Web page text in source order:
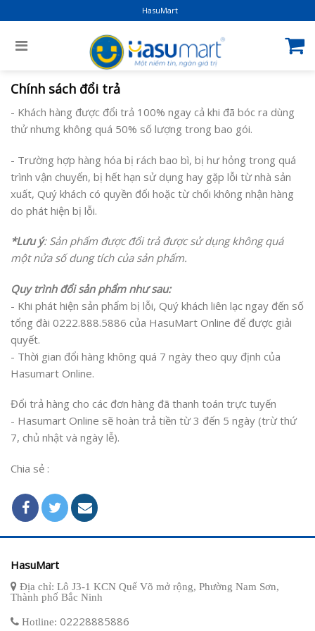
HasuMart
Chính sách đổi trả
- Khách hàng được đổi trả 100% ngay cả khi đã bóc ra dùng
thử nhưng không quá 50% số lượng trong bao gói.
- Trường hợp hàng hóa bị rách bao bì, bị hư hỏng trong quá
trình vận chuyển, bị hết hạn sử dụng hay gặp lỗi từ nhà sản
xuất, Quý khách có quyền đổi hoặc từ chối không nhận hàng
do phát hiện bị lỗi.
*Lưu ý: Sản phẩm được đổi trả được sử dụng không quá
một nửa số dung tích của sản phẩm.
Quy trình đổi sản phẩm như sau:
- Khi phát hiện sản phẩm bị lỗi, Quý khách liên lạc ngay đến số
tổng đài 0222.888.5886 của HasuMart Online để được giải
quyết.
- Thời gian đổi hàng không quá 7 ngày theo quy định của
Hasumart Online.
Đổi trả hàng cho các đơn hàng đã thanh toán trực tuyến
- Hasumart Online sẽ hoàn trả tiền từ 3 đến 5 ngày (trừ thứ
7, chủ nhật và ngày lễ).
Chia sẻ :
HasuMart
Địa chỉ: Lô J3-1 KCN Quế Võ mở rộng, Phường Nam Sơn,
Thành phố Bắc Ninh
Hotline: 02228885886